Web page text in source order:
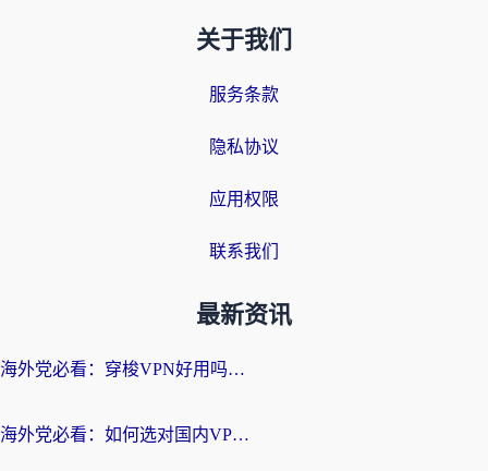
关于我们
服务条款
隐私协议
应用权限
联系我们
最新资讯
海外党必看：穿梭VPN好用吗？和云帆VPN对比哪个回国效果更好？附真实测评+避坑指南
海外党必看：如何选对国内VPN，实现无缝访问国内资源？